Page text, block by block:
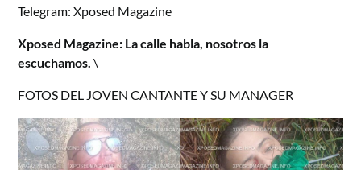
Telegram:Xposed Magazine
Xposed Magazine: La calle habla, nosotros la
escuchamos. \
FOTOS DEL JOVEN CANTANTE Y SU MANAGER